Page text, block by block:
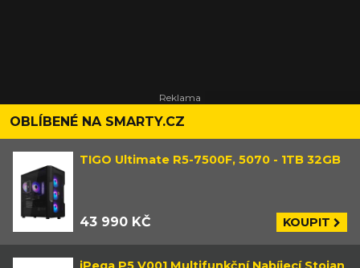
OBLÍBENÉ NA SMARTY.CZ
TIGO Ultimate R5-7500F, 5070 - 1TB 32GB
43 990 KČ KOUPIT